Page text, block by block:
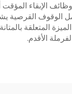
ووظائف الإبقاء
الوقوف القرصية
المتعلقة
الأقدم.